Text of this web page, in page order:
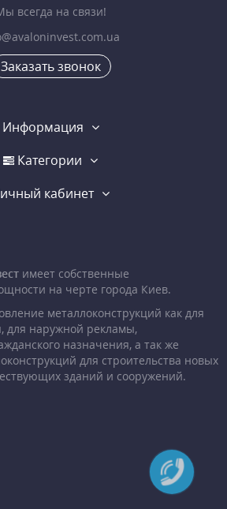
всегда на связи!
Заказать звонок
Информация
Категории
кабинет
имеет собственные
на черте города Киев.
металлоконструкций как для
для наружной рекламы,
назначения, а так же
для строительства новых
зданий и сооружений.